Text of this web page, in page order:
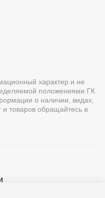
характер и не
положениями ГК
о наличии, видах,
и товаров обращайтесь в